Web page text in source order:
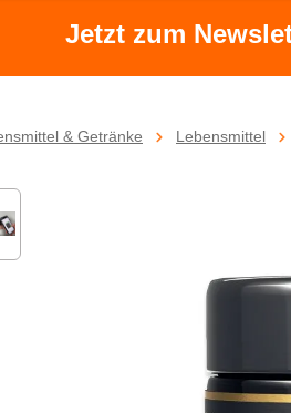
Jetzt zum
& Getränke Lebensmittel